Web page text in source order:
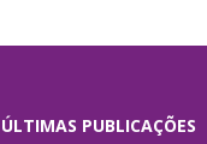
ÚLTIMAS PUBLICAÇÕES